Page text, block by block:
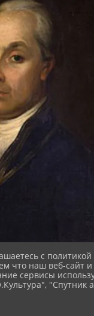
с политикой
что наш веб-сайт и
сервисы
"Спутник